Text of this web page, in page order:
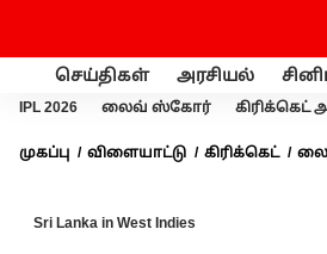
செய்திகள் அரசியல்
IPL 2026 லைவ் ஸ்கோர்
முகப்பு விளையாட்டு கிரிக்கெட்
Sri Lanka in West Indies